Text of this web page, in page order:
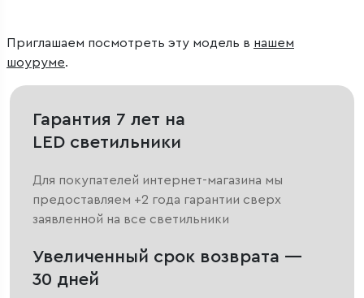
Приглашаем посмотреть эту модель в нашем
шоуруме.
Гарантия 7 лет на
LED светильники
Для покупателей интернет-магазина мы
предоставляем +2 года гарантии сверх
заявленной на все светильники
Увеличенный срок возврата —
30 дней